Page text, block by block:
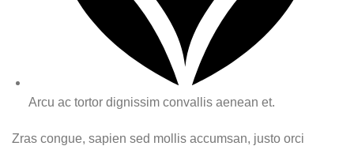
Arcu ac tortor dignissim convallis aenean et.
Zras congue, sapien sed mollis accumsan, justo orci